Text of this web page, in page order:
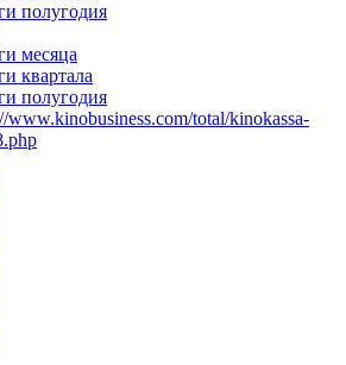
полугодия
месяца
квартала
полугодия
www.kinobusiness.com/total/kinokassa-